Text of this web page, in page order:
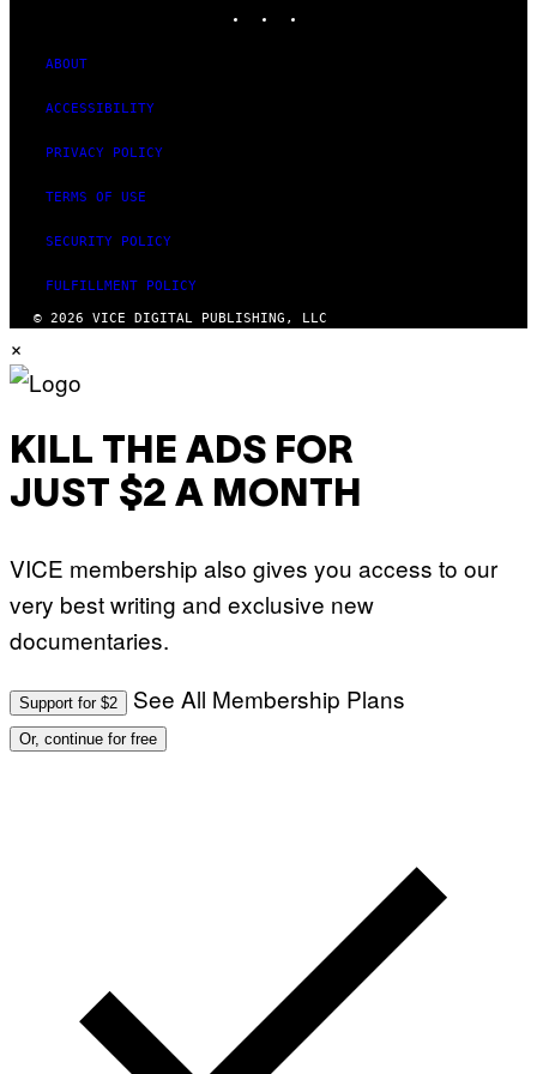
ABOUT
ACCESSIBILITY
PRIVACY POLICY
TERMS OF USE
SECURITY POLICY
FULFILLMENT POLICY
© 2026 VICE DIGITAL PUBLISHING, LLC
×
KILL THE ADS FOR
JUST $2 A MONTH
VICE membership also gives you access to our
very best writing and exclusive new
documentaries.
Support for $2 See All Membership Plans
Or, continue for free